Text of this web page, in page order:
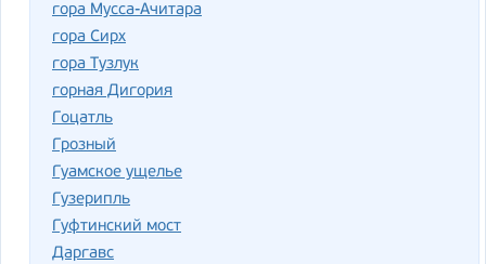
гора Мусса-Ачитара
гора Сирх
гора Тузлук
горная Дигория
Гоцатль
Грозный
Гуамское ущелье
Гузерипль
Гуфтинский мост
Даргавс